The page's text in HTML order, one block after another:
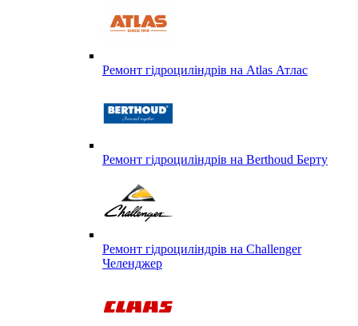
Ремонт гідроциліндрів на Atlas Атлас
Ремонт гідроциліндрів на Berthoud Берту
Ремонт гідроциліндрів на Challenger
Челенджер